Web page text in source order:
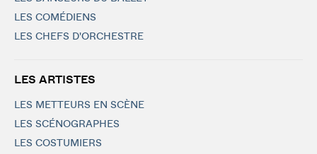
LES COMÉDIENS
LES CHEFS D'ORCHESTRE
LES ARTISTES
LES METTEURS EN SCÈNE
LES SCÉNOGRAPHES
LES COSTUMIERS